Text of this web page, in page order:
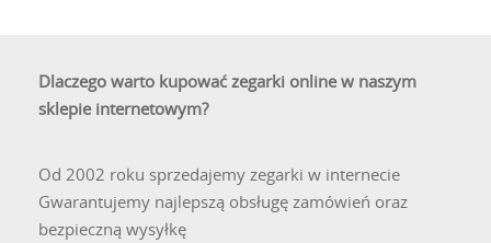
Dlaczego warto kupować zegarki online w naszym
sklepie internetowym?
Od 2002 roku sprzedajemy zegarki w internecie
Gwarantujemy najlepszą obsługę zamówień oraz
bezpieczną wysyłkę